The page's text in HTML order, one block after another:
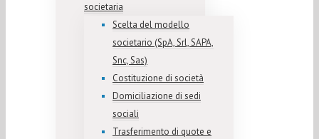
societaria
Scelta del modello
societario (SpA, Srl, SAPA,
Snc, Sas)
Costituzione di società
Domiciliazione di sedi
sociali
Trasferimento di quote e